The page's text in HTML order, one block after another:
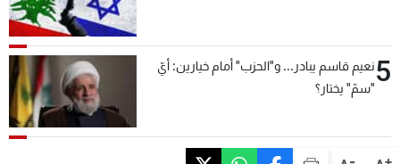
5نعيم قاسم يبادر... و"الحزب" أمام خيارين: أيّ
"سمّ" يختار؟